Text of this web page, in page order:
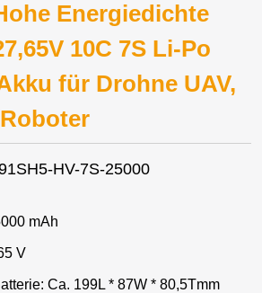
Energiedichte
10C 7S Li-Po
für Drohne UAV,
HV-7S-25000
mAh
V
Ca. 199L * 87W * 80,5Tmm